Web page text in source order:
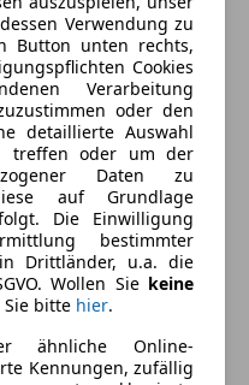
lose
Sie den
sich Staub und
Mikrofasertücher
Waschen Sie sie
Wasch- oder
Felgen können mit
werden. Die
weich und
Sie darauf, dass die
sind.
Verwendung zu
Button unten rechts,
Cookies
Verarbeitung
oder den
detaillierte Auswahl
treffen oder um der
Daten zu
auf Grundlage
Die Einwilligung
bestimmter
Drittländer, u.a. die
Wollen Sie keine
bitte hier.
ähnliche Online-
Kennungen, zufällig